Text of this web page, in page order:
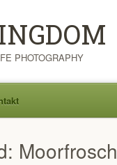
PHOTOGRAPHY
Moorfrosch